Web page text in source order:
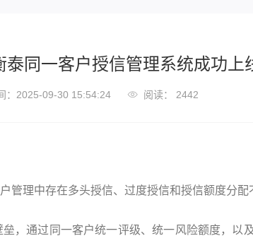
泰同一客户授信管理系统成功上
：2025-09-30 15:54:24 阅读： 2442
理中存在多头授信、过度授信和授信额度分配
，通过同一客户统一评级、统一风险额度，以